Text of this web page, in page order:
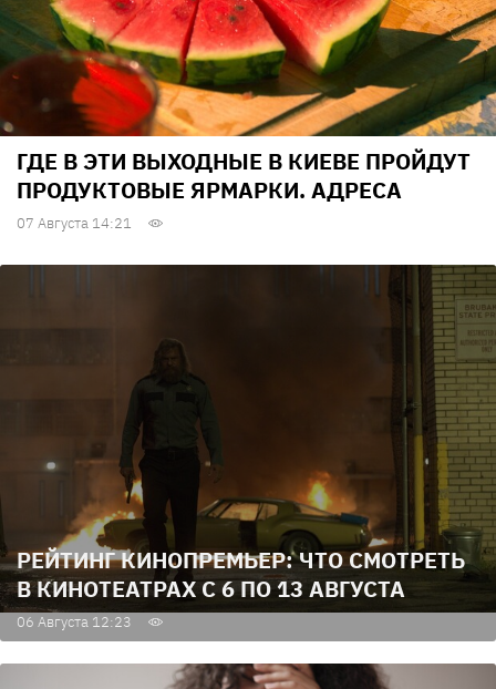
ГДЕ В ЭТИ ВЫХОДНЫЕ В КИЕВЕ ПРОЙДУТ
ПРОДУКТОВЫЕ ЯРМАРКИ. АДРЕСА
07 Августа 14:21
РЕЙТИНГ КИНОПРЕМЬЕР: ЧТО СМОТРЕТЬ
В КИНОТЕАТРАХ С 6 ПО 13 АВГУСТА
06 Августа 12:23